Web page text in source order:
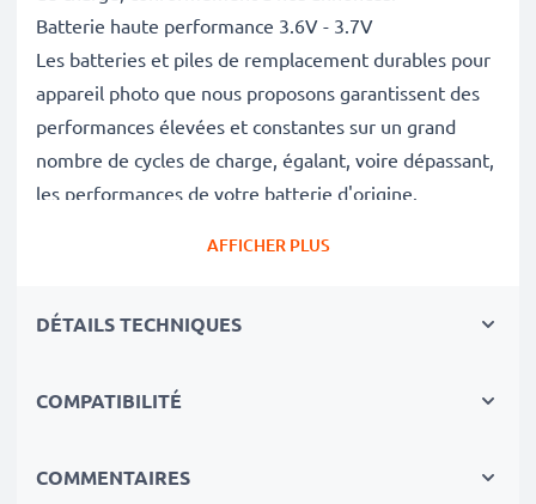
Batterie haute performance 3.6V - 3.7V
Les batteries et piles de remplacement durables pour
appareil photo que nous proposons garantissent des
performances élevées et constantes sur un grand
nombre de cycles de charge, égalant, voire dépassant,
les performances de votre batterie d'origine.
caméras on fait l'objet de contrôles de qualité stricts
de les dépasser.
AFFICHER PLUS
DÉTAILS TECHNIQUES
COMPATIBILITÉ
COMMENTAIRES